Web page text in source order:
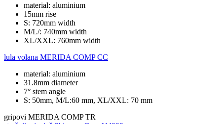
material: aluminium
15mm rise
S: 720mm width
M/L/: 740mm width
XL/XXL: 760mm width
lula volana MERIDA COMP CC
material: aluminium
31.8mm diameter
7° stem angle
S: 50mm, M/L:60 mm, XL/XXL: 70 mm
gripovi MERIDA COMP TR